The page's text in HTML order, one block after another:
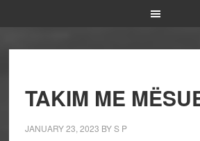
TAKIM ME
JANUARY 23, 2023 BYS P